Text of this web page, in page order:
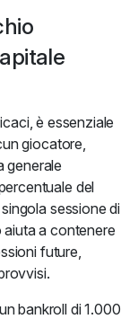
è essenziale
giocatore,
generale
del
sessione di
a contenere
future,
bankroll di 1.000